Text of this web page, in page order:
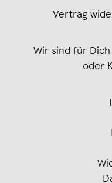
Vertrag
Wir sind für Dich
oder